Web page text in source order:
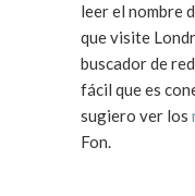
leer el nombre
que visite
buscador de
fácil que es
sugiero ver los
Fon.